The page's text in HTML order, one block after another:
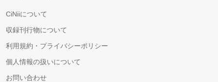
CiNiiについて
収録刊行物について
利用規約・プライバシーポリシー
個人情報の扱いについて
お問い合わせ